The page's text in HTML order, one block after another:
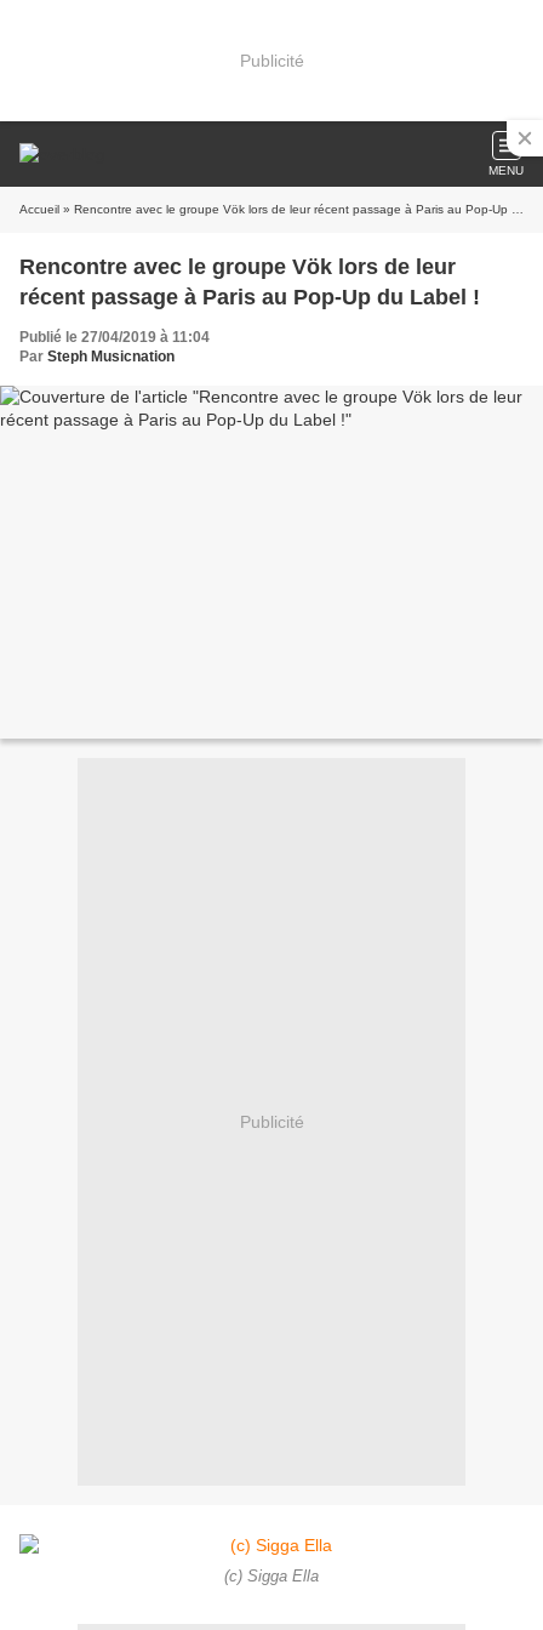
Publicité
MENU
Accueil » Rencontre avec le groupe Vök lors de leur récent passage à Paris au Pop-Up du Label !
Rencontre avec le groupe Vök lors de leur
récent passage à Paris au Pop-Up du Label !
Publié le 27/04/2019 à 11:04
Par Steph Musicnation
Publicité
(c) Sigga Ella